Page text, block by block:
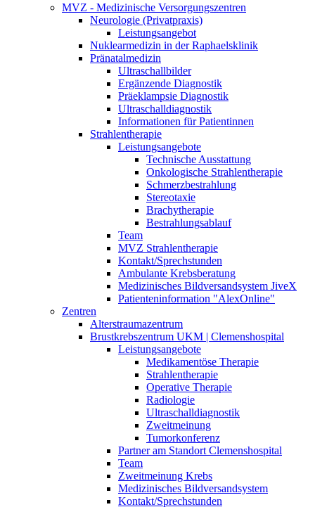
MVZ - Medizinische Versorgungszentren
Neurologie (Privatpraxis)
Leistungsangebot
Nuklearmedizin in der Raphaelsklinik
Pränatalmedizin
Ultraschallbilder
Ergänzende Diagnostik
Präeklampsie Diagnostik
Ultraschalldiagnostik
Informationen für Patientinnen
Strahlentherapie
Leistungsangebote
Technische Ausstattung
Onkologische Strahlentherapie
Schmerzbestrahlung
Stereotaxie
Brachytherapie
Bestrahlungsablauf
Team
MVZ Strahlentherapie
Kontakt/Sprechstunden
Ambulante Krebsberatung
Medizinisches Bildversandsystem JiveX
Patienteninformation "AlexOnline"
Zentren
Alterstraumazentrum
Brustkrebszentrum UKM | Clemenshospital
Leistungsangebote
Medikamentöse Therapie
Strahlentherapie
Operative Therapie
Radiologie
Ultraschalldiagnostik
Zweitmeinung
Tumorkonferenz
Partner am Standort Clemenshospital
Team
Zweitmeinung Krebs
Medizinisches Bildversandsystem
Kontakt/Sprechstunden